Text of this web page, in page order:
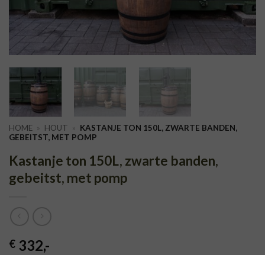
HOME » HOUT » KASTANJE TON 150L, ZWARTE BANDEN,
GEBEITST, MET POMP
Kastanje ton 150L, zwarte banden,
gebeitst, met pomp
€ 332,-